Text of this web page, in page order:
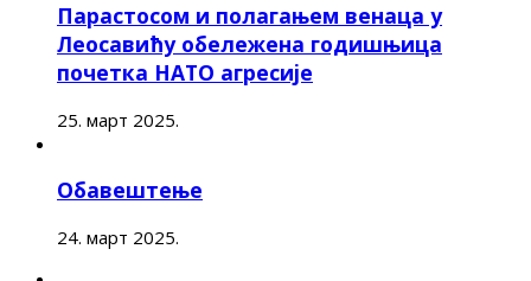
Парастосом и полагањем венаца у
Леосавићу обележена годишњица
почетка НАТО агресије
25. март 2025.
Обавештење
24. март 2025.